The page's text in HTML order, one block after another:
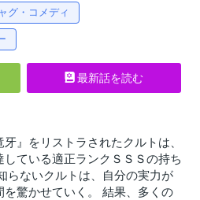
グ・コメディ
最新話を読む
』をリストラされたクルトは、
ている適正ランクＳＳＳの持ち
らないクルトは、自分の実力が
驚かせていく。 結果、多くの